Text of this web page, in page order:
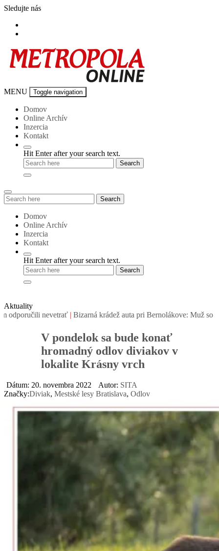
Skip
content
Sledujte nás
Metropola-
MENU Toggle navigation
Domov
Online Archív
Inzercia
Kontakt
Hit Enter after your search text.
Search
for:
Search
Domov
Online Archív
Inzercia
Kontakt
Hit Enter after your search text.
Aktuality
nevetrať| Bizarná krádež auta pri Bernolákove: Muž so zákazom
V pondelok sa bude konať
hromadný odlov diviakov v
lokalite Krásny vrch
Dátum: 20. novembra 2022 Autor: SITA
Značky:Diviak, Mestské lesy Bratislava, Odlov